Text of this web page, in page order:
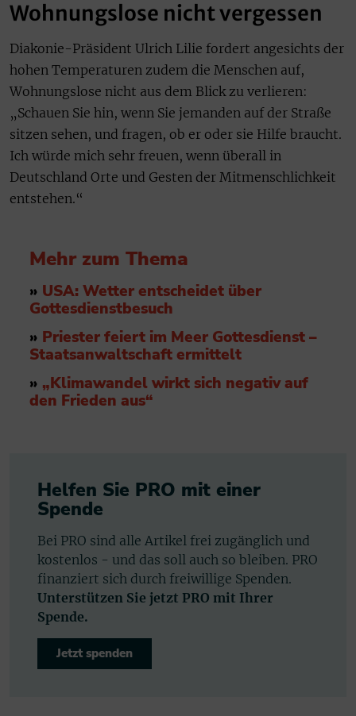
Wohnungslose nicht vergessen
Diakonie-Präsident Ulrich Lilie fordert angesichts der
hohen Temperaturen zudem die Menschen auf,
Wohnungslose nicht aus dem Blick zu verlieren:
„Schauen Sie hin, wenn Sie jemanden auf der Straße
sitzen sehen, und fragen, ob er oder sie Hilfe braucht.
Ich würde mich sehr freuen, wenn überall in
Deutschland Orte und Gesten der Mitmenschlichkeit
entstehen.“
Mehr zum Thema
» USA: Wetter entscheidet über
Gottesdienstbesuch
» Priester feiert im Meer Gottesdienst –
Staatsanwaltschaft ermittelt
» „Klimawandel wirkt sich negativ auf
den Frieden aus“
Helfen Sie PRO mit einer
Spende
Bei PRO sind alle Artikel frei zugänglich und
kostenlos - und das soll auch so bleiben. PRO
finanziert sich durch freiwillige Spenden.
Unterstützen Sie jetzt PRO mit Ihrer
Spende.
Jetzt spenden